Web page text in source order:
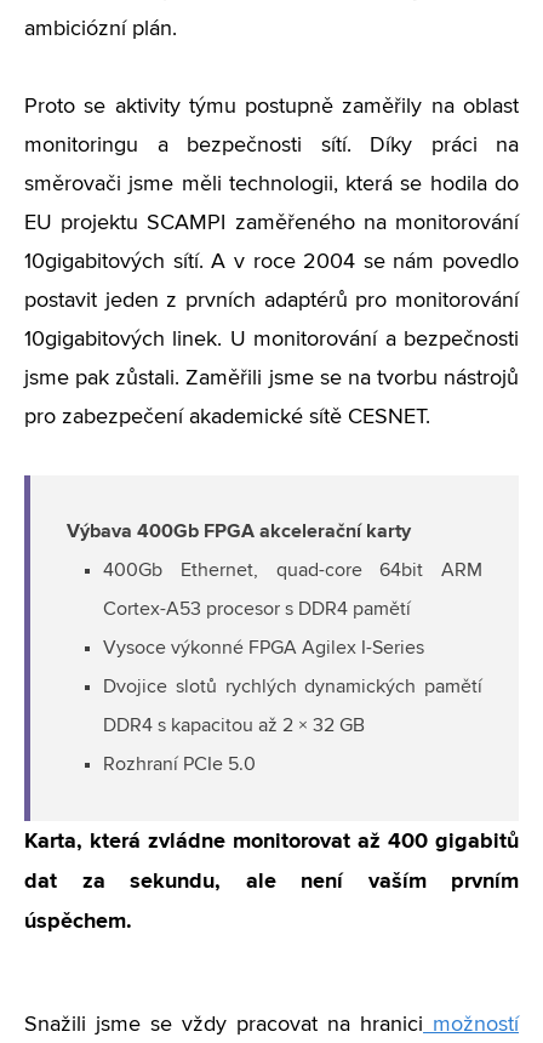
ambiciózní plán.
Proto se aktivity týmu postupně zaměřily na oblast
monitoringu a bezpečnosti sítí. Díky práci na
směrovači jsme měli technologii, která se hodila do
EU projektu SCAMPI zaměřeného na monitorování
10gigabitových sítí. A v roce 2004 se nám povedlo
postavit jeden z prvních adaptérů pro monitorování
10gigabitových linek. U monitorování a bezpečnosti
jsme pak zůstali. Zaměřili jsme se na tvorbu nástrojů
pro zabezpečení akademické sítě CESNET.
Výbava 400Gb FPGA akcelerační karty
400Gb Ethernet, quad-core 64bit ARM
Cortex-A53 procesor s DDR4 pamětí
Vysoce výkonné FPGA Agilex I-Series
Dvojice slotů rychlých dynamických pamětí
DDR4 s kapacitou až 2 × 32 GB
Rozhraní PCIe 5.0
Karta, která zvládne monitorovat až 400 gigabitů
dat za sekundu, ale není vaším prvním
úspěchem.
Snažili jsme se vždy pracovat na hranici možností